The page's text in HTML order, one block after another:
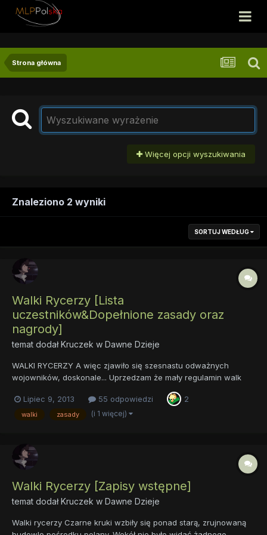
Strona główna
Więcej opcji wyszukiwania
Znaleziono 2 wyniki
SORTUJ WEDŁUG
Walki Rycerzy [Lista
uczestników&Dopełnione zasady oraz
nagrody]
temat dodałKruczek w Dawne Dzieje
WALKI RYCERZY A więc zjawiło się szesnastu odważnych
wojowników, doskonale... Uprzedzam że mały regulamin walk
temat kontrowersyjny i trudny do rozwiązania, jednak
zdecydowaliśmy że będzie o tym mógł decydować jedynie
Lipiec 9, 2013 55 odpowiedzi 2
walki zasady (i 1 więcej)
Walki Rycerzy [Zapisy wstępne]
temat dodałKruczek w Dawne Dzieje
Walki rycerzy Czarne kruki wzbiły się ponad starą, zrujnowaną